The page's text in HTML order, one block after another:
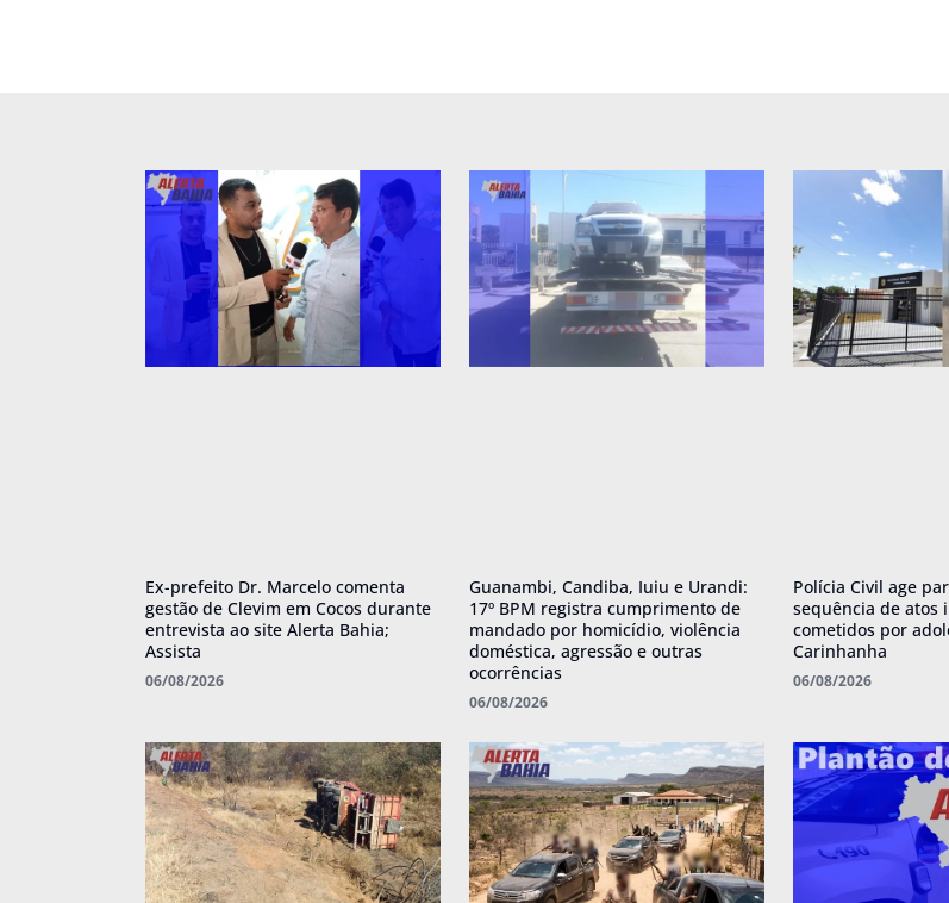
Ex-prefeito Dr. Marcelo comenta
gestão de Clevim em Cocos durante
entrevista ao site Alerta Bahia;
Assista
06/08/2026
Guanambi, Candiba, Iuiu e Urandi:
17º BPM registra cumprimento de
mandado por homicídio, violência
doméstica, agressão e outras
ocorrências
06/08/2026
Polícia Civil age
sequência de atos
cometidos por
Carinhanha
06/08/2026